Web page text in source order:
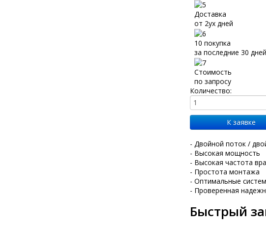
Доставка
от 2ух дней
10 покупка
за последние 30 дней
Стоимость
по запросу
Количество:
- Двойной поток /
- Высокая мощность
- Высокая частота
- Простота монтажа
- Оптимальные
- Проверенная
Быстрый